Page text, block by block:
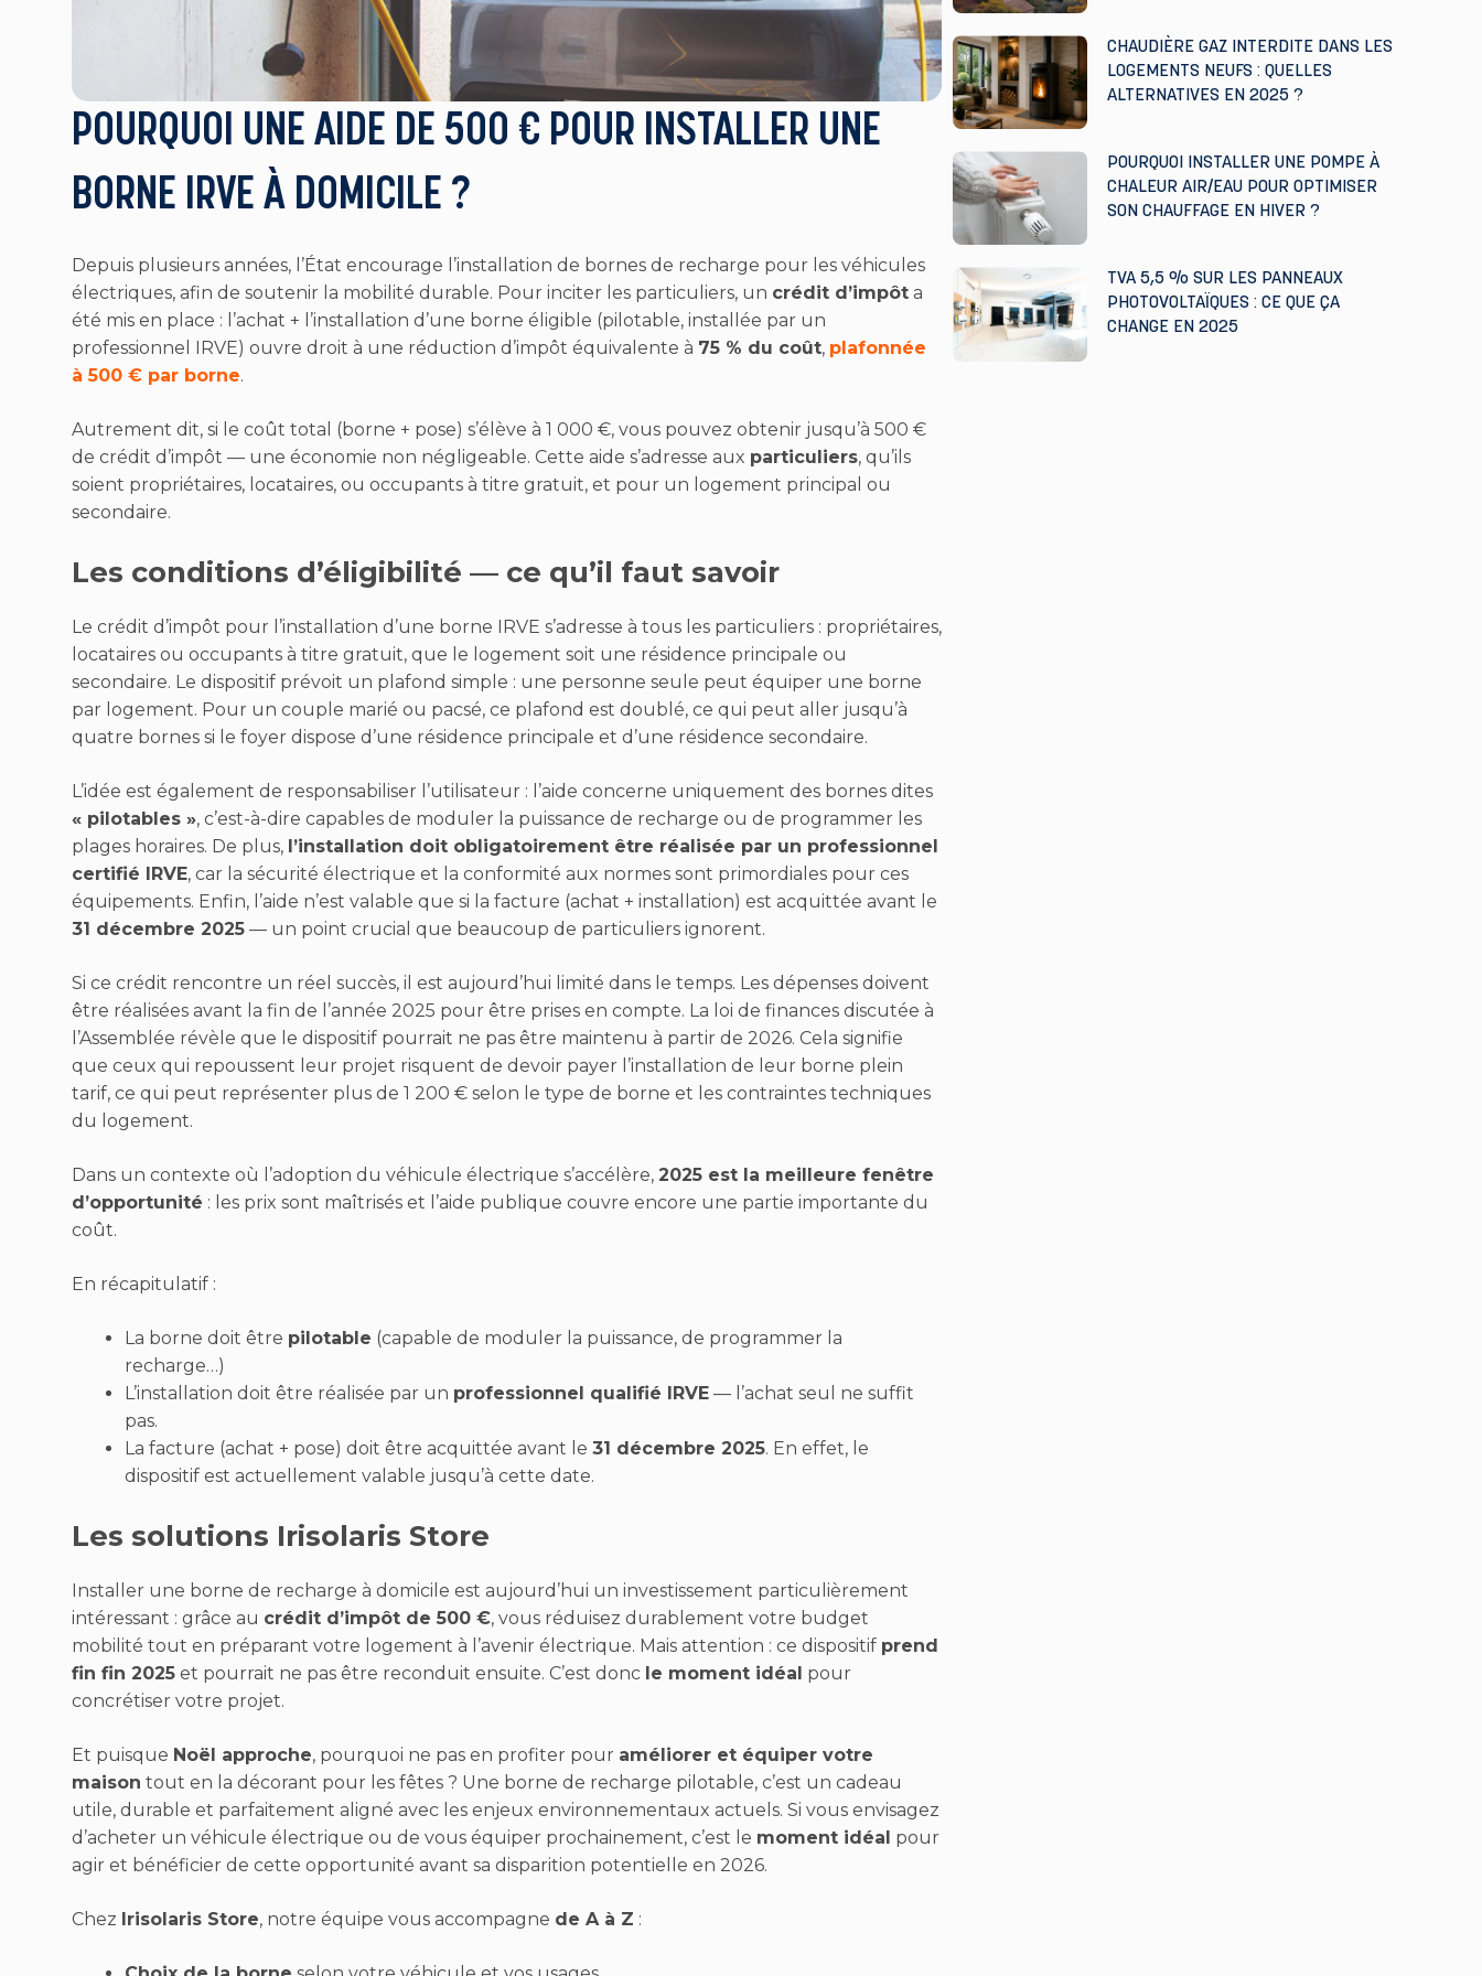
POURQUOI UNE AIDE DE 500 € POUR INSTALLER UNE
BORNE IRVE À DOMICILE ?
Depuis plusieurs années, l’État encourage l’installation de bornes de recharge pour les véhicules
électriques, afin de soutenir la mobilité durable. Pour inciter les particuliers, un crédit d’impôta
été mis en place : l’achat + l’installation d’une borne éligible (pilotable, installée par un
professionnel IRVE) ouvre droit à une réduction d’impôt équivalente à 75 % du coût, plafonnée
à 500 € par borne.
Autrement dit, si le coût total (borne + pose) s’élève à 1 000 €, vous pouvez obtenir jusqu’à 500 €
de crédit d’impôt — une économie non négligeable. Cette aide s’adresse aux particuliers, qu’ils
soient propriétaires, locataires, ou occupants à titre gratuit, et pour un logement principal ou
secondaire.
Les conditions d’éligibilité — ce qu’il faut savoir
Le crédit d’impôt pour l’installation d’une borne IRVE s’adresse à tous les particuliers : propriétaires,
locataires ou occupants à titre gratuit, que le logement soit une résidence principale ou
secondaire. Le dispositif prévoit un plafond simple : une personne seule peut équiper une borne
par logement. Pour un couple marié ou pacsé, ce plafond est doublé, ce qui peut aller jusqu’à
quatre bornes si le foyer dispose d’une résidence principale et d’une résidence secondaire.
L’idée est également de responsabiliser l’utilisateur : l’aide concerne uniquement des bornes dites
« pilotables », c’est-à-dire capables de moduler la puissance de recharge ou de programmer les
plages horaires. De plus, l’installation doit obligatoirement être réalisée par un professionnel
certifié IRVE, car la sécurité électrique et la conformité aux normes sont primordiales pour ces
équipements. Enfin, l’aide n’est valable que si la facture (achat + installation) est acquittée avant le
31 décembre 2025— un point crucial que beaucoup de particuliers ignorent.
Si ce crédit rencontre un réel succès, il est aujourd’hui limité dans le temps. Les dépenses doivent
être réalisées avant la fin de l’année 2025 pour être prises en compte. La loi de finances discutée à
l’Assemblée révèle que le dispositif pourrait ne pas être maintenu à partir de 2026. Cela signifie
que ceux qui repoussent leur projet risquent de devoir payer l’installation de leur borne plein
tarif, ce qui peut représenter plus de 1 200 € selon le type de borne et les contraintes techniques
du logement.
Dans un contexte où l’adoption du véhicule électrique s’accélère, 2025 est la meilleure fenêtre
d’opportunité : les prix sont maîtrisés et l’aide publique couvre encore une partie importante du
coût.
En récapitulatif :
La borne doit être pilotable (capable de moduler la puissance, de programmer la
recharge…)
L’installation doit être réalisée par un professionnel qualifié IRVE— l’achat seul ne suffit
pas.
La facture (achat + pose) doit être acquittée avant le 31 décembre 2025. En effet, le
dispositif est actuellement valable jusqu’à cette date.
Les solutions Irisolaris Store
Installer une borne de recharge à domicile est aujourd’hui un investissement particulièrement
intéressant : grâce au crédit d’impôt de 500 €, vous réduisez durablement votre budget
mobilité tout en préparant votre logement à l’avenir électrique. Mais attention : ce dispositif prend
fin fin 2025et pourrait ne pas être reconduit ensuite. C’est donc le moment idéal pour
concrétiser votre projet.
Et puisque Noël approche, pourquoi ne pas en profiter pour améliorer et équiper votre
maison tout en la décorant pour les fêtes ? Une borne de recharge pilotable, c’est un cadeau
utile, durable et parfaitement aligné avec les enjeux environnementaux actuels. Si vous envisagez
d’acheter un véhicule électrique ou de vous équiper prochainement, c’est le moment idéal pour
agir et bénéficier de cette opportunité avant sa disparition potentielle en 2026.
Chez Irisolaris Store, notre équipe vous accompagne de A à Z :
CHAUDIÈRE GAZ INTERDITE DANS LES
LOGEMENTS NEUFS : QUELLES
ALTERNATIVES EN 2025 ?
POURQUOI INSTALLER UNE POMPE À
CHALEUR AIR/EAU POUR OPTIMISER
SON CHAUFFAGE EN HIVER ?
TVA 5,5 % SUR LES PANNEAUX
PHOTOVOLTAÏQUES : CE QUE ÇA
CHANGE EN 2025